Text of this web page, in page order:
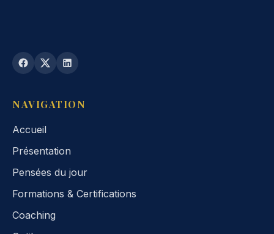
NAVIGATION
Accueil
Présentation
Pensées du jour
Formations & Certifications
Coaching